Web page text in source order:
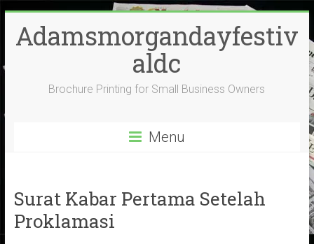
content
Adamsmorgandayfestiv
aldc
Brochure Printing for Small Business Owners
Menu
Surat Kabar Pertama Setelah
Proklamasi